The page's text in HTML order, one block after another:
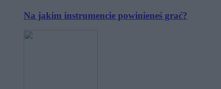
Na jakim instrumencie powinieneś grać?